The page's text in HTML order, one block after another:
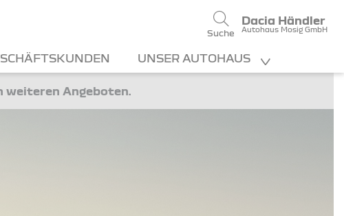
Suche
Dacia Händler
Autohaus Mosig GmbH
UNSER AUTOHAUS
weiteren Angeboten.